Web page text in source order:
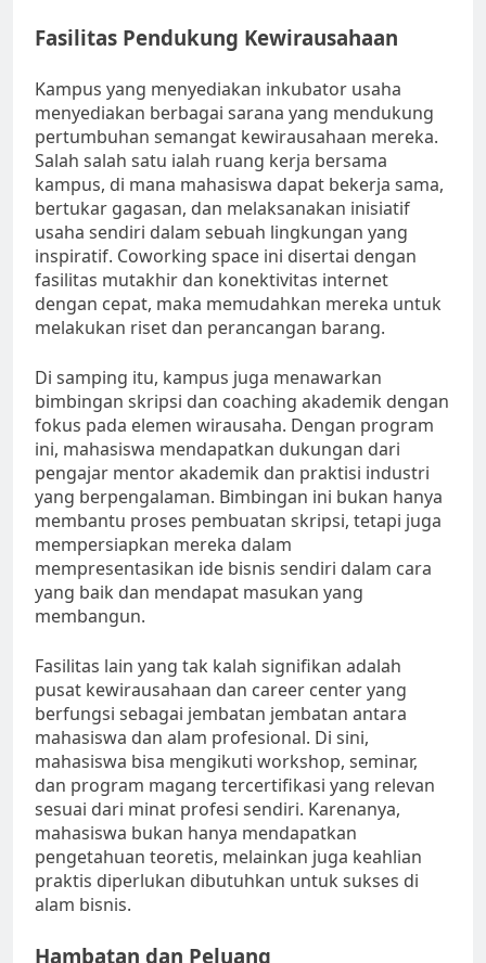
Fasilitas Pendukung Kewirausahaan
Kampus yang menyediakan inkubator usaha
menyediakan berbagai sarana yang mendukung
pertumbuhan semangat kewirausahaan mereka.
Salah salah satu ialah ruang kerja bersama
kampus, di mana mahasiswa dapat bekerja sama,
bertukar gagasan, dan melaksanakan inisiatif
usaha sendiri dalam sebuah lingkungan yang
inspiratif. Coworking space ini disertai dengan
fasilitas mutakhir dan konektivitas internet
dengan cepat, maka memudahkan mereka untuk
melakukan riset dan perancangan barang.
Di samping itu, kampus juga menawarkan
bimbingan skripsi dan coaching akademik dengan
fokus pada elemen wirausaha. Dengan program
ini, mahasiswa mendapatkan dukungan dari
pengajar mentor akademik dan praktisi industri
yang berpengalaman. Bimbingan ini bukan hanya
membantu proses pembuatan skripsi, tetapi juga
mempersiapkan mereka dalam
mempresentasikan ide bisnis sendiri dalam cara
yang baik dan mendapat masukan yang
membangun.
Fasilitas lain yang tak kalah signifikan adalah
pusat kewirausahaan dan career center yang
berfungsi sebagai jembatan jembatan antara
mahasiswa dan alam profesional. Di sini,
mahasiswa bisa mengikuti workshop, seminar,
dan program magang tercertifikasi yang relevan
sesuai dari minat profesi sendiri. Karenanya,
mahasiswa bukan hanya mendapatkan
pengetahuan teoretis, melainkan juga keahlian
praktis diperlukan dibutuhkan untuk sukses di
alam bisnis.
Hambatan dan Peluang